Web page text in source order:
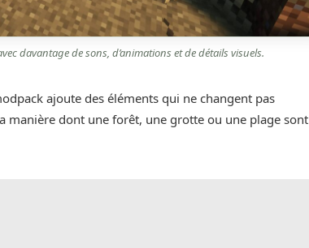
davantage de sons, d’animations et de détails visuels.
ajoute des éléments qui ne changent pas
dont une forêt, une grotte ou une plage sont